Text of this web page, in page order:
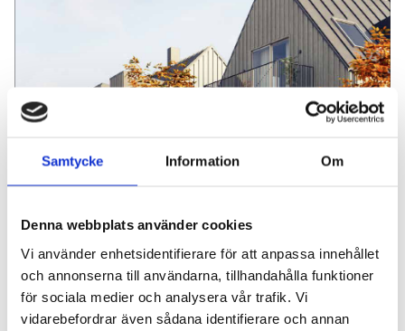
Samtycke Information Om
Denna webbplats använder cookies
Vi använder enhetsidentifierare för att anpassa innehållet
och annonserna till användarna, tillhandahålla funktioner
för sociala medier och analysera vår trafik. Vi
vidarebefordrar även sådana identifierare och annan
Brf Nektarinen i Täby Kyrkby
Stockholm